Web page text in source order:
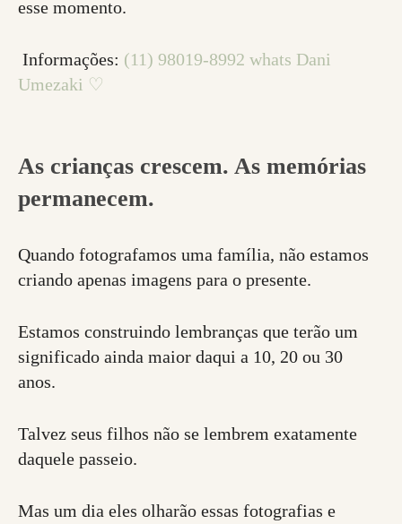
esse momento.
Informações: (11) 98019-8992 whats Dani
Umezaki ♡
As crianças crescem. As memórias
permanecem.
Quando fotografamos uma família, não estamos
criando apenas imagens para o presente.
Estamos construindo lembranças que terão um
significado ainda maior daqui a 10, 20 ou 30
anos.
Talvez seus filhos não se lembrem exatamente
daquele passeio.
Mas um dia eles olharão essas fotografias e